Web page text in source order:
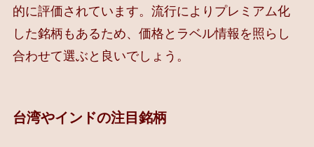
的に評価されています。流行によりプレミアム化
した銘柄もあるため、価格とラベル情報を照らし
合わせて選ぶと良いでしょう。
台湾やインドの注目銘柄